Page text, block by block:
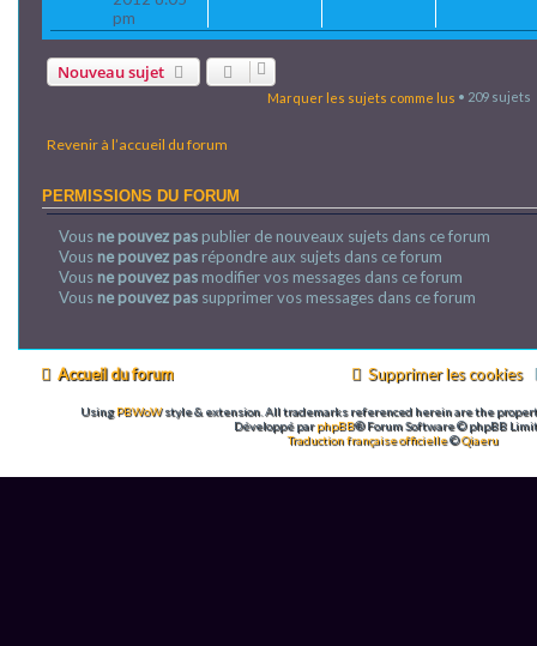
pm
Nouveau sujet
Marquer les sujets comme lus • 209 sujets
Revenir à l’accueil du forum
PERMISSIONS DU FORUM
Vous ne pouvez pas publier de nouveaux sujets dans ce forum
Vous ne pouvez pas répondre aux sujets dans ce forum
Vous ne pouvez pas modifier vos messages dans ce forum
Vous ne pouvez pas supprimer vos messages dans ce forum
Accueil du forum Supprimer les cookies
UsingPBWoWstyle & extension. All trademarks referenced herein are the
Développé parphpBB® Forum Software © phpBB
Traduction française officielle©Qiaeru